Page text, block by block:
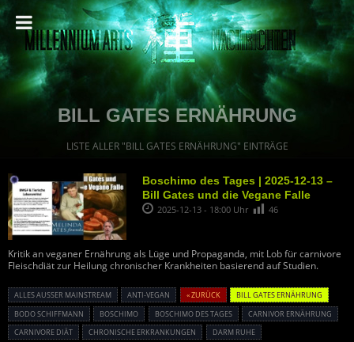
BILL GATES ERNÄHRUNG
LISTE ALLER "BILL GATES ERNÄHRUNG" EINTRÄGE
Boschimo des Tages | 2025-12-13 –
Bill Gates und die Vegane Falle
2025-12-13 - 18:00 Uhr 46
Kritik an veganer Ernährung als Lüge und Propaganda, mit Lob für carnivore
Fleischdiät zur Heilung chronischer Krankheiten basierend auf Studien.
ALLES AUSSER MAINSTREAM ANTI-VEGAN « ZURÜCK
BILL GATES ERNÄHRUNG
BODO SCHIFFMANN
BOSCHIMO BOSCHIMO DES TAGES
CARNIVOR ERNÄHRUNG
CARNIVORE DIÄT
CHRONISCHE ERKRANKUNGEN
DARM RUHE